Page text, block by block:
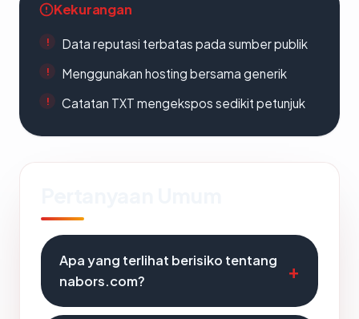
Kekurangan
Data reputasi terbatas pada sumber publik
Menggunakan hosting bersama generik
Catatan TXT mengekspos sedikit petunjuk
Apa yang terlihat berisiko tentang
nabors.com?